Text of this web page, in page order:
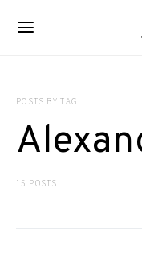
POSTS BY TAG
15 POSTS